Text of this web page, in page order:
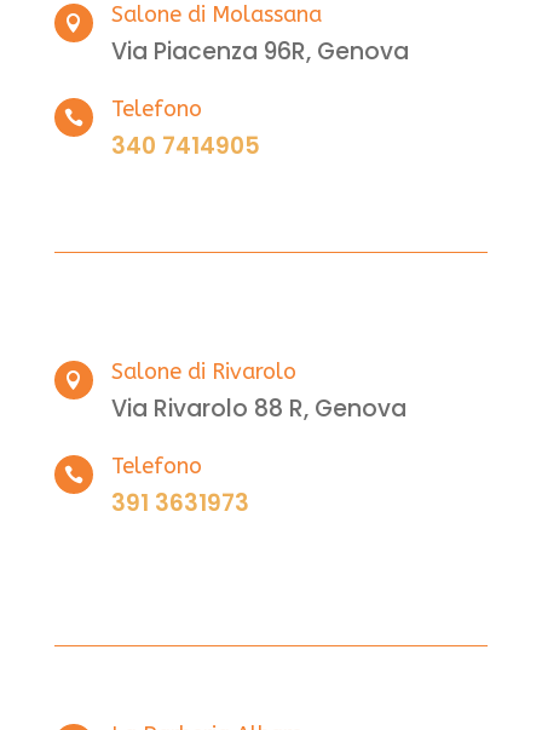
 Salone di Molassana
Via Piacenza 96R, Genova
 Telefono
340 7414905
 Salone di Rivarolo
Via Rivarolo 88 R, Genova
 Telefono
391 3631973